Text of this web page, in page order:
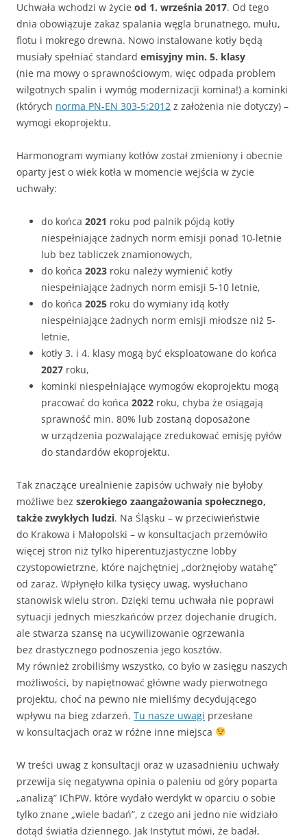
Uchwała wchodzi w życie od 1. września 2017. Od tego
dnia obowiązuje zakaz spalania węgla brunatnego, mułu,
flotu i mokrego drewna. Nowo instalowane kotły będą
musiały spełniać standard emisyjny min. 5. klasy
(nie ma mowy o sprawnościowym, więc odpada problem
wilgotnych spalin i wymóg modernizacji komina!) a kominki
(których norma PN-EN 303-5:2012 z założenia nie dotyczy) –
wymogi ekoprojektu.
Harmonogram wymiany kotłów został zmieniony i obecnie
oparty jest o wiek kotła w momencie wejścia w życie
uchwały:
do końca 2021 roku pod palnik pójdą kotły
niespełniające żadnych norm emisji ponad 10-letnie
lub bez tabliczek znamionowych,
do końca 2023 roku należy wymienić kotły
niespełniające żadnych norm emisji 5-10 letnie,
do końca 2025 roku do wymiany idą kotły
niespełniające żadnych norm emisji młodsze niż 5-
letnie,
kotły 3. i 4. klasy mogą być eksploatowane do końca
2027 roku,
kominki niespełniające wymogów ekoprojektu mogą
pracować do końca 2022 roku, chyba że osiągają
sprawność min. 80% lub zostaną doposażone
w urządzenia pozwalające zredukować emisję pyłów
do standardów ekoprojektu.
Tak znaczące urealnienie zapisów uchwały nie byłoby
możliwe bez szerokiego zaangażowania społecznego,
także zwykłych ludzi. Na Śląsku – w przeciwieństwie
do Krakowa i Małopolski – w konsultacjach przemówiło
więcej stron niż tylko hiperentuzjastyczne lobby
czystopowietrzne, które najchętniej „dorżnęłoby watahę”
od zaraz. Wpłynęło kilka tysięcy uwag, wysłuchano
stanowisk wielu stron. Dzięki temu uchwała nie poprawi
sytuacji jednych mieszkańców przez dojechanie drugich,
ale stwarza szansę na ucywilizowanie ogrzewania
bez drastycznego podnoszenia jego kosztów.
My również zrobiliśmy wszystko, co było w zasięgu naszych
możliwości, by napiętnować główne wady pierwotnego
projektu, choć na pewno nie mieliśmy decydującego
wpływu na bieg zdarzeń. Tu nasze uwagi przesłane
w konsultacjach oraz w różne inne miejsca
W treści uwag z konsultacji oraz w uzasadnieniu uchwały
przewija się negatywna opinia o paleniu od góry poparta
„analizą” IChPW, które wydało werdykt w oparciu o sobie
tylko znane „wiele badań”, z czego ani jedno nie widziało
dotąd światła dziennego. Jak Instytut mówi, że badał,